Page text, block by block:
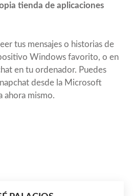
tienda de aplicaciones
tus mensajes o historias de
Windows favorito, o en
en tu ordenador. Puedes
desde la Microsoft
ahora mismo.